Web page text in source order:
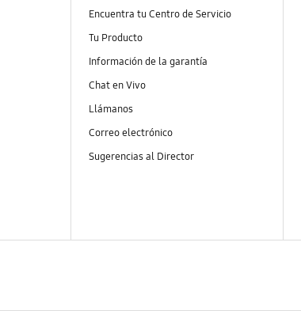
Encuentra tu Centro de Servicio
Tu Producto
Información de la garantía
Chat en Vivo
Llámanos
Correo electrónico
Sugerencias al Director